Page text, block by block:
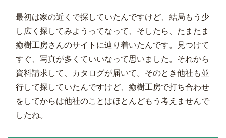
最初は家の近くで探していたんですけど、結局もう少
し広く探してみようってなって、そしたら、たまたま
癒樹工房さんのサイトに辿り着いたんです。見つけて
すぐ、写真が多くていいなって思いました。それから
資料請求して、カタログが届いて。そのとき他社も並
行して探していたんですけど、癒樹工房で打ち合わせ
をしてからは他社のことはほとんどもう考えませんで
したね。